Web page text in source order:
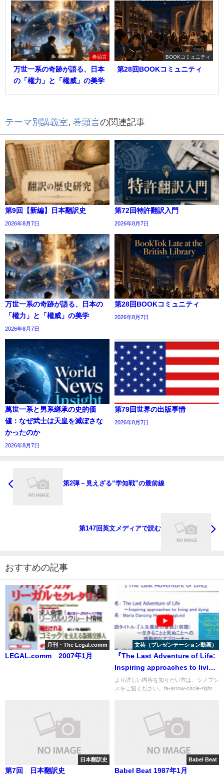
巻頭言
万世一系の奇跡が語る、日本
の「權力」と「權威」の美学
BOOKコミュニティ
第28回BOOKコミュニティ
テーマ別講義室, 巻頭言の関連記事
第9回【新編】日本翻訳史
2026年8月7日
第72回特許翻訳入門
2026年8月7日
万世一系の奇跡が語る、日本の
「權力」と「權威」の美学
2026年8月7日
第28回BOOKコミュニティ
2026年8月7日
萬世一系と男系継承の史的価
値：なぜ武士は天皇を滅ぼさな
かったのか
2026年8月7日
第79回世界の出版事情
2026年8月7日
第2弾－見えざる“学知戦”の最前線
第147回英文メディアで読む
おすすめの記事
月刊・The Legal.comm
LEGAL.comm 2007年1月
文芸（プレゼンテーション動画）
『The Last Adventure of Life:
Inspiring approaches to living
and dying 』『人生最後の冒
険 ～生きることと死ぬことへ
より詳しい内容を知りたい方は、シノプシ
スをご覧ください。fa-arrow-circle-right...
日本翻訳史
第7回 日本翻訳史
Babel Beat
Babel Beat 1987年1月